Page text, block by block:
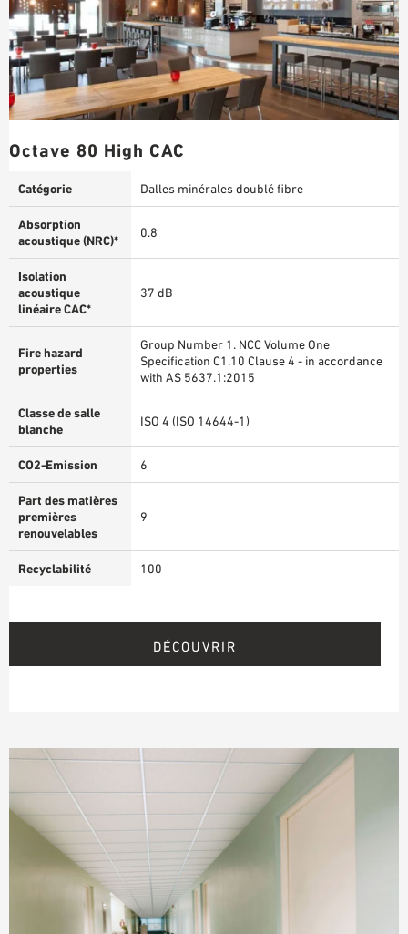
Octave 80 High CAC
Catégorie Dalles minérales doublé fibre
Absorption
acoustique (NRC)*
0.8
Isolation
acoustique
linéaire CAC*
37 dB
Fire hazard
properties
Group Number 1. NCC Volume One
Specification C1.10 Clause 4 - in accordance
with AS 5637.1:2015
Classe de salle
blanche
ISO 4 (ISO 14644-1)
CO2-Emission 6
Part des matières
premières
renouvelables
9
Recyclabilité 100
DÉCOUVRIR